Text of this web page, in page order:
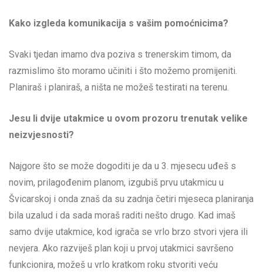
Kako izgleda komunikacija s vašim pomoćnicima?
Svaki tjedan imamo dva poziva s trenerskim timom, da
razmislimo što moramo učiniti i što možemo promijeniti.
Planiraš i planiraš, a ništa ne možeš testirati na terenu.
Jesu li dvije utakmice u ovom prozoru trenutak velike
neizvjesnosti?
Najgore što se može dogoditi je da u 3. mjesecu uđeš s
novim, prilagođenim planom, izgubiš prvu utakmicu u
Švicarskoj i onda znaš da su zadnja četiri mjeseca planiranja
bila uzalud i da sada moraš raditi nešto drugo. Kad imaš
samo dvije utakmice, kod igrača se vrlo brzo stvori vjera ili
nevjera. Ako razviješ plan koji u prvoj utakmici savršeno
funkcionira, možeš u vrlo kratkom roku stvoriti veću